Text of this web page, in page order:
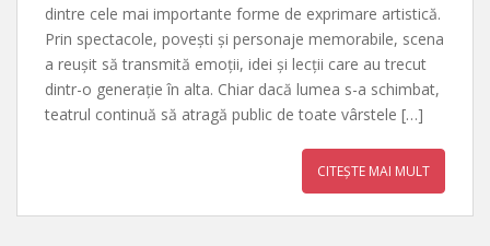
dintre cele mai importante forme de exprimare artistică.
Prin spectacole, povești și personaje memorabile, scena
a reușit să transmită emoții, idei și lecții care au trecut
dintr-o generație în alta. Chiar dacă lumea s-a schimbat,
teatrul continuă să atragă public de toate vârstele […]
CITEȘTE MAI MULT